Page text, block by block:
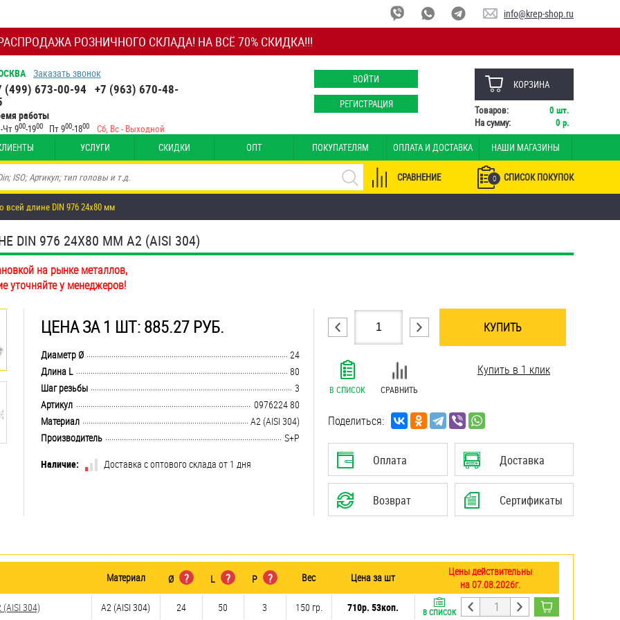
РОЗНИЧНОГО СКЛАДА! НА ВСЁ 70% СКИДКА!!!
info@krep-shop.ru
Заказать звонок
(499) 673-00-94 +7 (963) 670-48-
работы
Чт 900-1900 Пт 900-1800 Сб, Вс - Выходной
ВОЙТИ
РЕГИСТРАЦИЯ
КОРЗИНА
Товаров: 0 шт.
На сумму:
0 р.
УСЛУГИ СКИДКИ ОПТ ПОКУПАТЕЛЯМ ОПЛАТА И ДОСТАВКА НАШИ МАГАЗИНЫ
0 СПИСОК ПОКУПОК
СРАВНЕНИЕ
длине DIN 976 24х80 мм
976 24Х80 ММ А2 (AISI 304)
на рынке металлов,
уточняйте у менеджеров!
ЦЕНА ЗА 1 ШТ: 885.27 РУБ.
........................................................................................................................................................................................................
Диаметр Ø
24
........................................................................................................................................................................................................
Длина L
80
........................................................................................................................................................................................................
Шаг резьбы
3
........................................................................................................................................................................................................
Артикул
0976224 80
........................................................................................................................................................................................................
Материал
А2 (AISI 304)
........................................................................................................................................................................................................
Производитель
S+P
Наличие:
Доставка с оптового склада от 1 дня
КУПИТЬ
В СПИСОК СРАВНИТЬ
Купить в 1 клик
Поделиться:
Оплата Доставка
Возврат Сертификаты
Материал Ø ? L ? P ? Вес Цена за шт
Цены действительны
на 07.08.2026г.
304)
А2 (AISI 304) 24 50 3 150 гр. 710р. 53коп. В СПИСОК